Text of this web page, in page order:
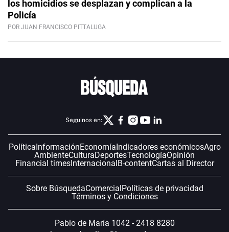
los homicidios se desplazan y complican a la
Policía
POR JUAN FRANCISCO PITTALUGA
Seguinos en:
Política InformaciónEconomía Indicadores económicosAgro
AmbienteCulturaDeportesTecnologíaOpinión
Financial timesInternacional B-contentCartas al Director
Sobre BúsquedaComercial Políticas de privacidad
Términos y Condiciones
Pablo de María 1042 - 2418 8280